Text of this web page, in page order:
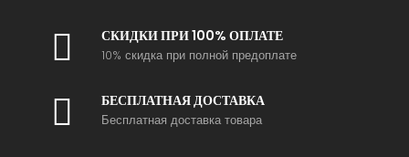
СКИДКИ ПРИ 100% ОПЛАТЕ
10% скидка при полной предоплате
БЕСПЛАТНАЯ ДОСТАВКА
Бесплатная доставка товара